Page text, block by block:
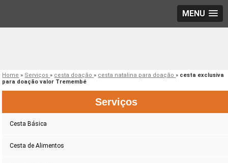
MENU
Home » Serviços» cesta doação» cesta natalina para doação» cesta exclusiva
para doação valor Tremembé
Serviços
Cesta Básica
Cesta de Alimentos